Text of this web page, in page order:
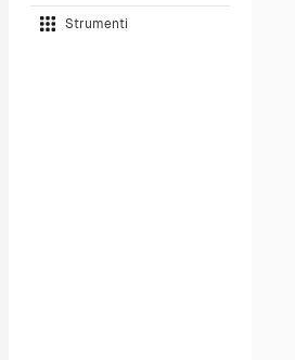
Strumenti